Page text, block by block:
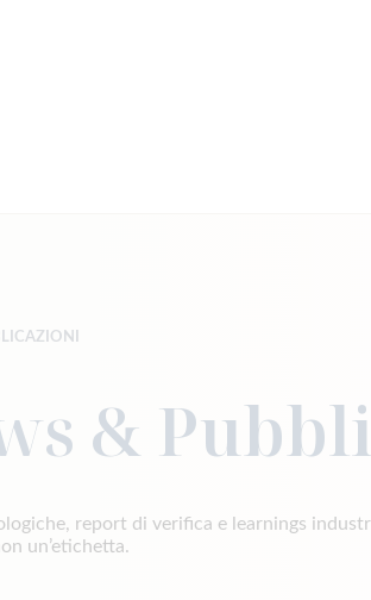
&
report di verifica e learnings
un’etichetta.